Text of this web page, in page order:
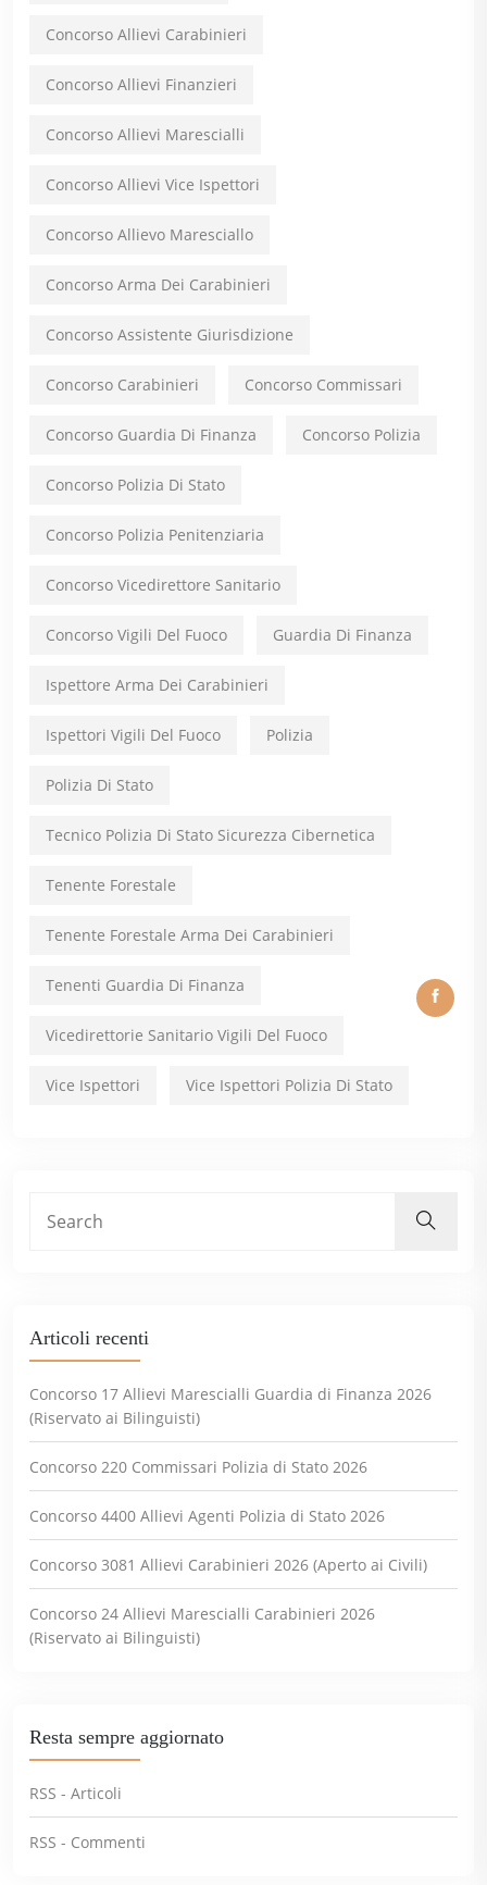
Concorso Allievi Carabinieri
Concorso Allievi Finanzieri
Concorso Allievi Marescialli
Concorso Allievi Vice Ispettori
Concorso Allievo Maresciallo
Concorso Arma Dei Carabinieri
Concorso Assistente Giurisdizione
Concorso Carabinieri Concorso Commissari
Concorso Guardia Di Finanza Concorso Polizia
Concorso Polizia Di Stato
Concorso Polizia Penitenziaria
Concorso Vicedirettore Sanitario
Concorso Vigili Del Fuoco Guardia Di Finanza
Ispettore Arma Dei Carabinieri
Ispettori Vigili Del Fuoco Polizia
Polizia Di Stato
Tecnico Polizia Di Stato Sicurezza Cibernetica
Tenente Forestale
Tenente Forestale Arma Dei Carabinieri
Tenenti Guardia Di Finanza
Vicedirettorie Sanitario Vigili Del Fuoco
Vice Ispettori Vice Ispettori Polizia Di Stato
Articoli recenti
Concorso 17 Allievi Marescialli Guardia di Finanza 2026
(Riservato ai Bilinguisti)
Concorso 220 Commissari Polizia di Stato 2026
Concorso 4400 Allievi Agenti Polizia di Stato 2026
Concorso 3081 Allievi Carabinieri 2026 (Aperto ai Civili)
Concorso 24 Allievi Marescialli Carabinieri 2026
(Riservato ai Bilinguisti)
Resta sempre aggiornato
RSS - Articoli
RSS - Commenti